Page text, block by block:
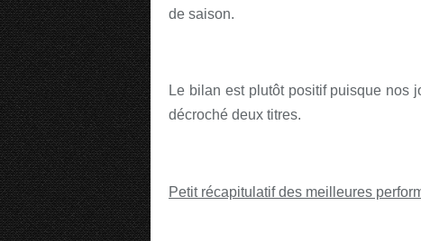
de saison.
Le bilan est plutôt positif puisque nos
décroché deux titres.
Petit récapitulatif des meilleures